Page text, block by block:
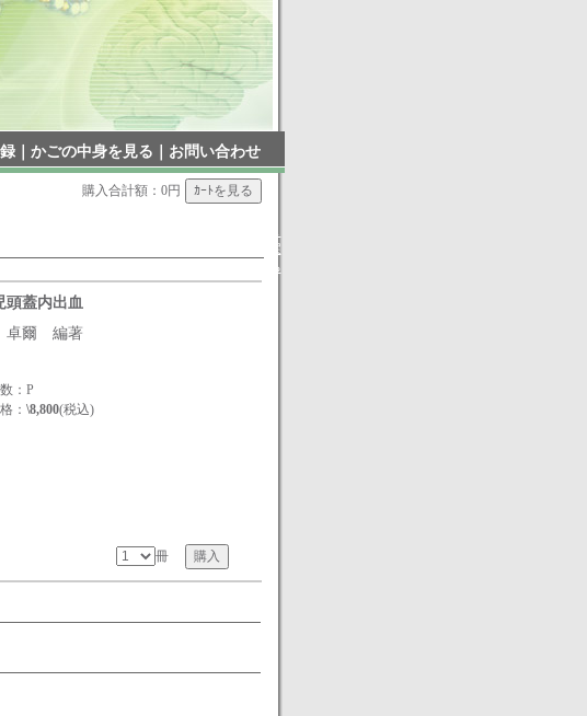
｜ かごの中身を見る お問い合わせ
購入合計額：0円
▲
戻
る
頭蓋内出血
卓爾 編著
：P
： \8,800(税込)
冊